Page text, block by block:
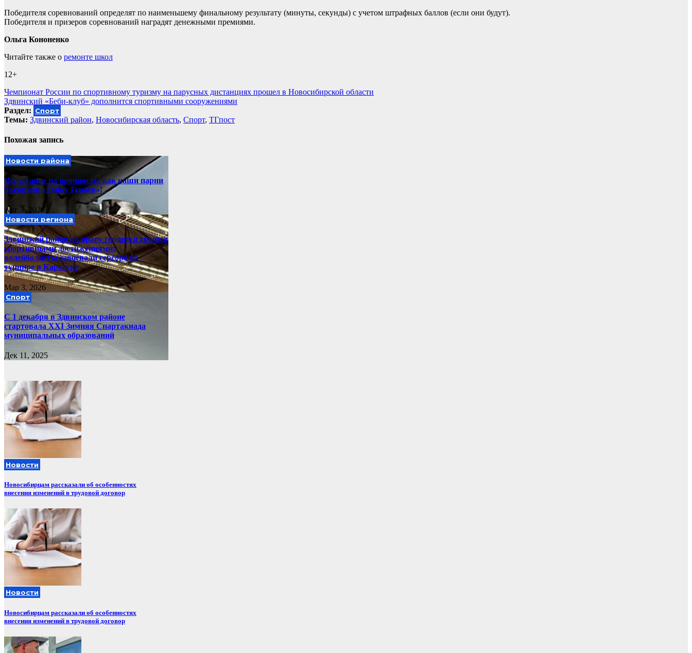
Победителя соревнований определят по наименьшему финальному результату (минуты, секунды) с учетом штрафных баллов (если они будут).
Победителя и призеров соревнований наградят денежными премиями.
Ольга Кононенко
Читайте также о ремонте школ
12+
Навигация
по
записям
Чемпионат России по спортивному туризму на парусных дистанциях прошел в Новосибирской области
Здвинский «Беби-клуб» дополнится спортивными сооружениями
Раздел: Спорт
Темы: Здвинский район, Новосибирская область, Спорт, ТГпост
Похожая запись
Новости района
Испытание на прочность: как наши парни
покорили «Гонку Героев»!
Авг 3, 2026
Новости региона
Здвинский район по праву гордится своими
спортивными достижениями:
волейболисты завоевали серебро на
турнире в Карасуке
Мар 3, 2026
Спорт
С 1 декабря в Здвинском районе
стартовала XXI Зимняя Спартакиада
муниципальных образований
Дек 11, 2025
Новости
Новосибирцам рассказали об особенностях
внесения изменений в трудовой договор
Новости
Новосибирцам рассказали об особенностях
внесения изменений в трудовой договор